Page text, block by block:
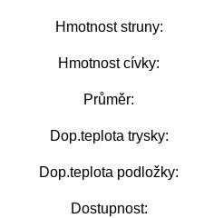
Hmotnost struny:
Hmotnost cívky:
Průměr:
Dop.teplota trysky:
Dop.teplota podložky:
Dostupnost: